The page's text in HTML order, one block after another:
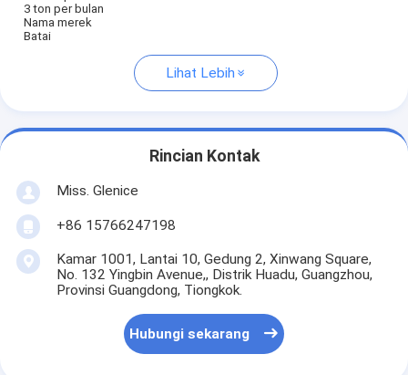
3 ton per bulan
Nama merek
Batai
Lihat Lebih
Rincian Kontak
Miss. Glenice
+86 15766247198
Kamar 1001, Lantai 10, Gedung 2, Xinwang Square,
No. 132 Yingbin Avenue,, Distrik Huadu, Guangzhou,
Provinsi Guangdong, Tiongkok.
Hubungi sekarang